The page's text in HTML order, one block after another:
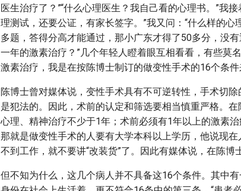
医生治疗了？”“什么心理医生？我自己看的心理书。”我
理测试，还要公证，有家长签字。”我又问：“什么样的心
多题，答得分高才能通过，那小广东才得了50多分，没
一年的激素治疗？”几个年轻人瞪着眼互相看看，有些莫
激素治疗，我是在按陈博士制订的做变性手术的16个条件
陈博士曾对媒体说，变性手术具有不可逆转性，手术切
是犯法的。因此，术前的认定和筛选要相当慎重严格。
心理、精神治疗不少于1年；术前必须有1年以上的激素
那就是做变性手术的人要有大学本科以上学历，他说现
不到工作，就不要讲“改装货”了。因此有媒体说，在陈博
但不知为什么，这几个病人并不具备这16个条件。其中